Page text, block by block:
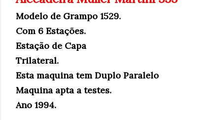
Modelo de Grampo 1529.
Com 6 Estações.
Estação de Capa
Trilateral.
Esta maquina tem Duplo Paralelo
Maquina apta a testes.
Ano 1994.